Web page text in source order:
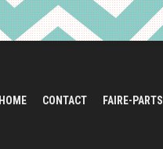
HOME CONTACT FAIRE-PARTS